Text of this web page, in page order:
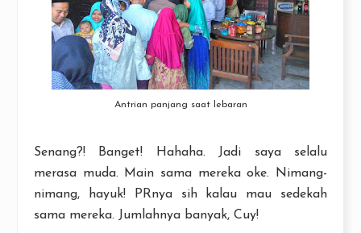
Antrian panjang saat lebaran
Senang?! Banget! Hahaha. Jadi saya selalu
merasa muda. Main sama mereka oke. Nimang-
nimang, hayuk! PRnya sih kalau mau sedekah
sama mereka. Jumlahnya banyak, Cuy!